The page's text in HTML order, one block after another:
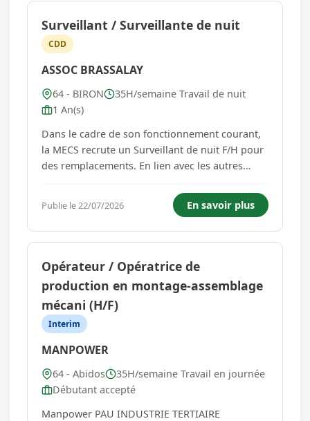
Surveillant / Surveillante de nuit
CDD
ASSOC BRASSALAY
64 - BIRON
35H/semaine Travail de nuit
1 An(s)
Dans le cadre de son fonctionnement courant,
la MECS recrute un Surveillant de nuit F/H pour
des remplacements. En lien avec les autres
et le confort nocturne des jeunes et vous êtes
garant de leur intégrité morale et physique. A
ce titre vos missi...
Publie le 22/07/2026 En savoir plus
Opérateur / Opératrice de
production en montage-assemblage
mécani (H/F)
Interim
MANPOWER
64 - Abidos
35H/semaine Travail en journée
Débutant accepté
Manpower PAU INDUSTRIE TERTIAIRE